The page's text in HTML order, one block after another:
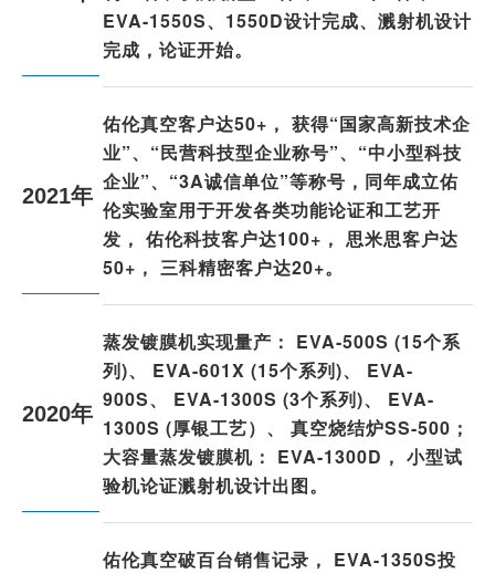
EVA-1550S、1550D设计完成、溅射机设计
完成，论证开始。
2021年
佑伦真空客户达50+， 获得“国家高新技术企
业”、“民营科技型企业称号”、“中小型科技
企业”、“3A诚信单位”等称号，同年成立佑
伦实验室用于开发各类功能论证和工艺开
发， 佑伦科技客户达100+， 思米思客户达
50+， 三科精密客户达20+。
2020年
蒸发镀膜机实现量产： EVA-500S (15个系
列)、 EVA-601X (15个系列)、 EVA-
900S、 EVA-1300S (3个系列)、 EVA-
1300S (厚银工艺）、 真空烧结炉SS-500；
大容量蒸发镀膜机： EVA-1300D， 小型试
验机论证溅射机设计出图。
佑伦真空破百台销售记录， EVA-1350S投